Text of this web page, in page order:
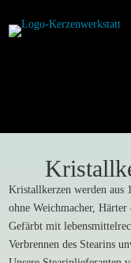
Kristallkerzen werden aus
ohne Weichmacher, Härter
Gefärbt mit
Verbrennen des Stearins